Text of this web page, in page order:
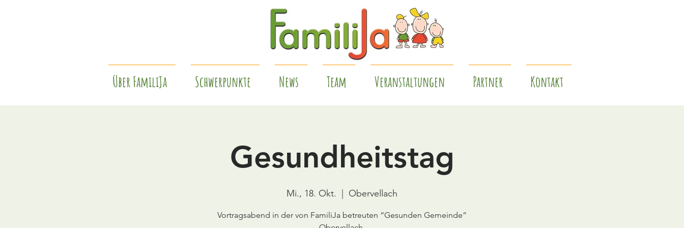
Über FamiliJa Schwerpunkte News Team Veranstaltungen Partner Kontakt
Gesundheitstag
Mi., 18. Okt. Obervellach
Vortragsabend in der von FamiliJa betreuten “Gesunden Gemeinde”